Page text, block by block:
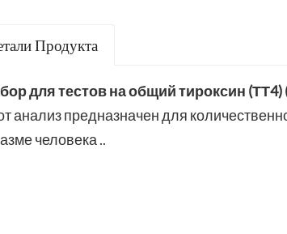
Продукта
для тестов на общий тироксин
анализ предназначен для
человека ..